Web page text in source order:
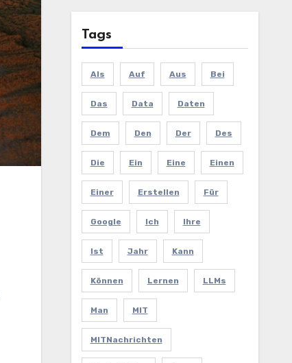
Tags
Als Auf Aus Bei
Das Data Daten
Dem Den Der Des
Die Ein Eine Einen
Einer Erstellen Für
Google Ich Ihre
Ist Jahr Kann
Können Lernen LLMs
Man MIT
MITNachrichten